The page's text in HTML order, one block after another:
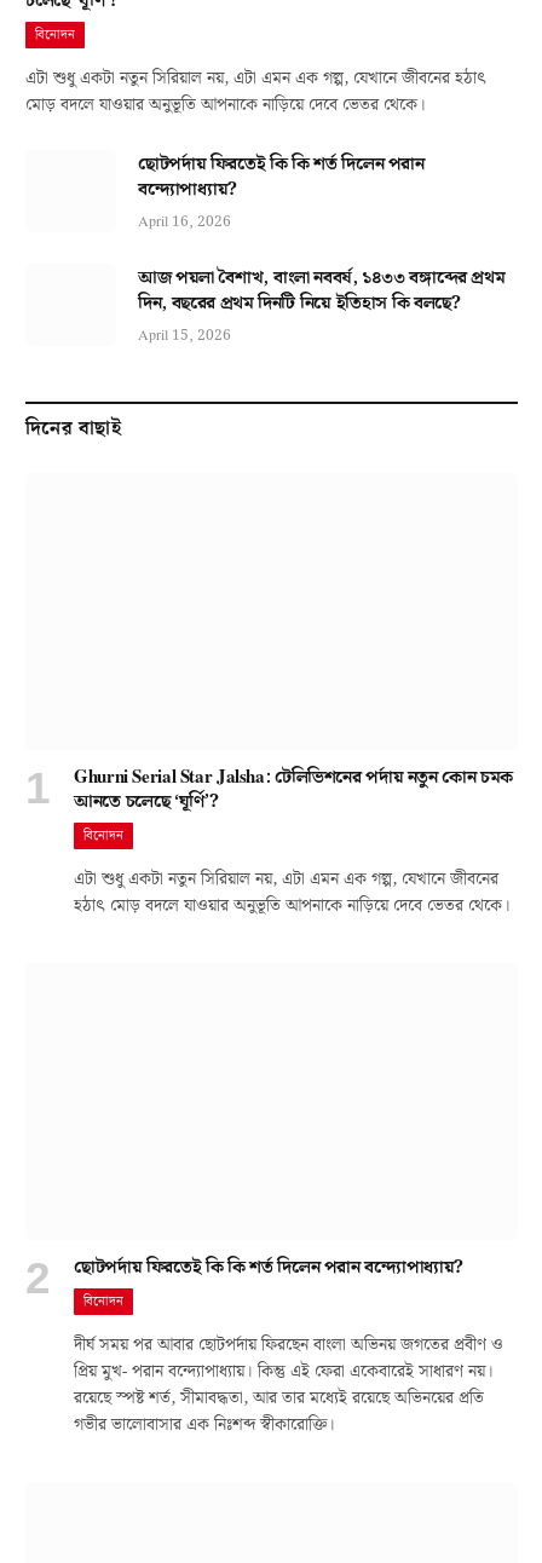
বিনোদন
এটা শুধু একটা নতুন সিরিয়াল নয়, এটা এমন এক গল্প, যেখানে জীবনের হঠাৎ
মোড় বদলে যাওয়ার অনুভূতি আপনাকে নাড়িয়ে দেবে ভেতর থেকে।
ছোটপর্দায় ফিরতেই কি কি শর্ত দিলেন পরান
বন্দ্যোপাধ্যায়?
April 16, 2026
আজ পয়লা বৈশাখ, বাংলা নববর্ষ, ১৪৩৩ বঙ্গাব্দের প্রথম
দিন, বছরের প্রথম দিনটি নিয়ে ইতিহাস কি বলছে?
April 15, 2026
দিনের বাছাই
Ghurni Serial Star Jalsha: টেলিভিশনের পর্দায় নতুন কোন চমক
আনতে চলেছে ‘ঘূর্ণি’?
বিনোদন
এটা শুধু একটা নতুন সিরিয়াল নয়, এটা এমন এক গল্প, যেখানে জীবনের
হঠাৎ মোড় বদলে যাওয়ার অনুভূতি আপনাকে নাড়িয়ে দেবে ভেতর থেকে।
ছোটপর্দায় ফিরতেই কি কি শর্ত দিলেন পরান বন্দ্যোপাধ্যায়?
বিনোদন
দীর্ঘ সময় পর আবার ছোটপর্দায় ফিরছেন বাংলা অভিনয় জগতের প্রবীণ ও
প্রিয় মুখ- পরান বন্দ্যোপাধ্যায়। কিন্তু এই ফেরা একেবারেই সাধারণ নয়।
রয়েছে স্পষ্ট শর্ত, সীমাবদ্ধতা, আর তার মধ্যেই রয়েছে অভিনয়ের প্রতি
গভীর ভালোবাসার এক নিঃশব্দ স্বীকারোক্তি।